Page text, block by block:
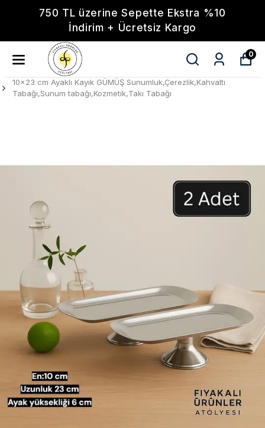
750 TL üzerine Sepette Ekstra %10
İndirim + Ücretsiz Kargo
0
10x23 cm Ayaklı Kayık GÜMÜŞ Sunumluk,Çerezlik,Kahvaltı
Tabağı,Sunum tabağı,Kozmetik,Takı Tabağı